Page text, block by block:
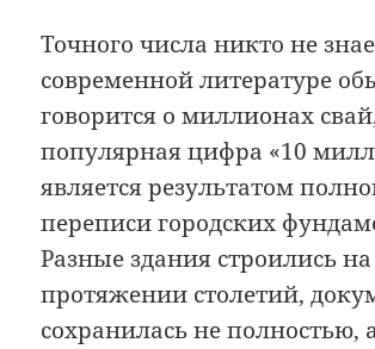
Точного числа никто не
современной литературе
говорится о миллионах
популярная цифра «10
является результатом
переписи городских
Разные здания строились на
протяжении столетий,
сохранилась не полностью,